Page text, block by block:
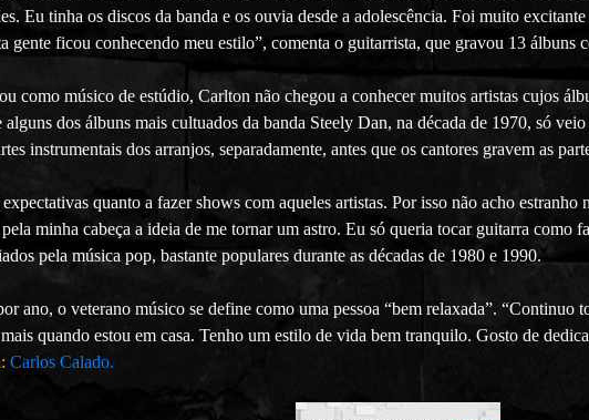
Eu tinha os discos da banda e os ouvia desde a adolescência. Foi muito
gente ficou conhecendo meu estilo”, comenta o guitarrista, que gravou 13 álbuns
como músico de estúdio, Carlton não chegou a conhecer muitos artistas cujos
dos álbuns mais cultuados da banda Steely Dan, na década de 1970, só
instrumentais dos arranjos, separadamente, antes que os cantores gravem as
quanto a fazer shows com aqueles artistas. Por isso não acho
minha cabeça a ideia de me tornar um astro. Eu só queria tocar guitarra como
pela música pop, bastante populares durante as décadas de 1980 e 1990.
ano, o veterano músico se define como uma pessoa “bem relaxada”.
quando estou em casa. Tenho um estilo de vida bem tranquilo. Gosto de
Carlos Calado.